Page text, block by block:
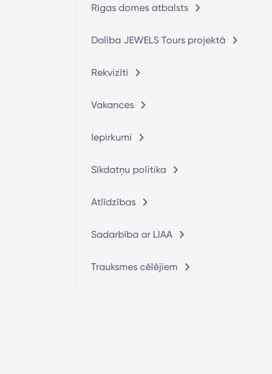
Rīgas domes atbalsts
Dalība JEWELS Tours projektā
Rekvizīti
Vakances
Iepirkumi
Sīkdatņu politika
Atlīdzības
Sadarbība ar LIAA
Trauksmes cēlējiem